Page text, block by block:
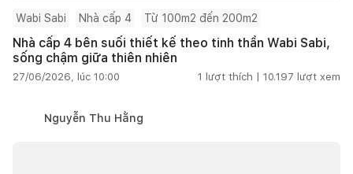
Wabi Sabi Nhà cấp 4 Từ 100m2 đến 200m2
Nhà cấp 4 bên suối thiết kế theo tinh thần Wabi Sabi,
sống chậm giữa thiên nhiên
27/06/2026, lúc 10:00 1 lượt thích | 10.197 lượt xem
Nguyễn Thu Hằng